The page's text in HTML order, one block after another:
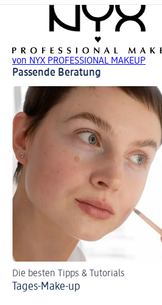
von NYX PROFESSIONAL MAKEUP
Passende Beratung
Die besten Tipps & Tutorials
Tages-Make-up